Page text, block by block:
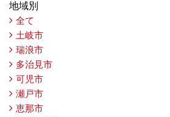
地域別
全て
土岐市
瑞浪市
多治見市
可児市
瀬戸市
恵那市